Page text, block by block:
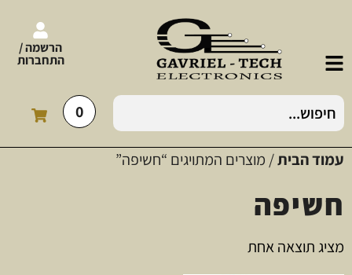
הרשמה /
התחברות
0
עמוד הבית/ מוצרים המתויגים “חשיפה”
חשיפה
מציג תוצאה אחת